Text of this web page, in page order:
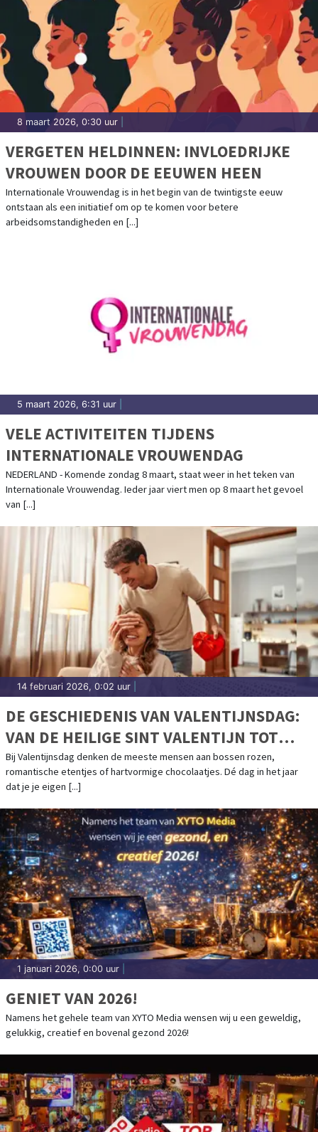
8 maart 2026, 0:30 uur
VERGETEN HELDINNEN: INVLOEDRIJKE
VROUWEN DOOR DE EEUWEN HEEN
Internationale Vrouwendag is in het begin van de twintigste eeuw
ontstaan als een initiatief om op te komen voor betere
arbeidsomstandigheden en [...]
5 maart 2026, 6:31 uur
VELE ACTIVITEITEN TIJDENS
INTERNATIONALE VROUWENDAG
NEDERLAND - Komende zondag 8 maart, staat weer in het teken van
Internationale Vrouwendag. Ieder jaar viert men op 8 maart het gevoel
van [...]
14 februari 2026, 0:02 uur
DE GESCHIEDENIS VAN VALENTIJNSDAG:
VAN DE HEILIGE SINT VALENTIJN TOT
COMMERCIEEL LIEFDESFEEST
Bij Valentijnsdag denken de meeste mensen aan bossen rozen,
romantische etentjes of hartvormige chocolaatjes. Dé dag in het jaar
dat je je eigen [...]
1 januari 2026, 0:00 uur
GENIET VAN 2026!
Namens het gehele team van XYTO Media wensen wij u een geweldig,
gelukkig, creatief en bovenal gezond 2026!